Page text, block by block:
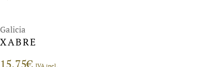
Galicia
XABRE
15,75€